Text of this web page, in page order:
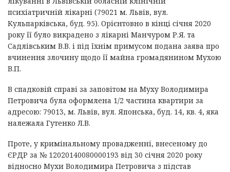
психіатричній лікарні (79021 м. Львів, вул.
Кульпарківська, буд. 95). Орієнтовно в кінці січня 2020
року її було викрадено з лікарні Манчуром Р.Я. та
Садлівським В.В. і під їхнім примусом подана заява про
вчинення злочину щодо її майна громадянином Мухою
В.П.
В спадковій справі за заповітом на Муху Володимира
Петровича була оформлена 1/2 частина квартири за
адресою: 79013, м. Львів, вул. Японська, буд. 14, кв. 4, яка
належала Гутенко Л.В.
Проте, у кримінальному провадженні, внесеному до
ЄРДР за № 12020140080000193 від 30 січня 2020 року
відносно Мухи Володимира Петровича з підстав